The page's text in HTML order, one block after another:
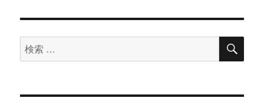
ン
検
索
象:
検